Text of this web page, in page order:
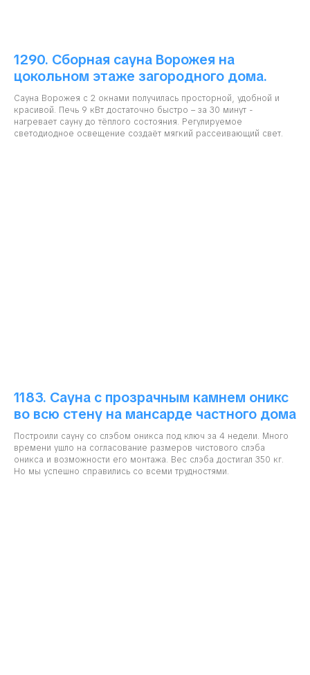
1290. Сборная сауна Ворожея на
цокольном этаже загородного дома.
Сауна Ворожея с 2 окнами получилась просторной, удобной и
красивой. Печь 9 кВт достаточно быстро – за 30 минут -
нагревает сауну до тёплого состояния. Регулируемое
светодиодное освещение создаёт мягкий рассеивающий свет.
1183. Сауна с прозрачным камнем оникс
во всю стену на мансарде частного дома
Построили сауну со слэбом оникса под ключ за 4 недели. Много
времени ушло на согласование размеров чистового слэба
оникса и возможности его монтажа. Вес слэба достигал 350 кг.
Но мы успешно справились со всеми трудностями.